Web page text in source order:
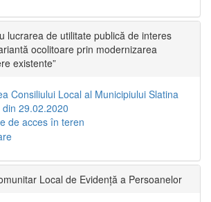
lucrarea de utilitate publică de interes
ocolitoare prin modernizarea
existente”
Consiliului Local al Municipiului Slatina
29.02.2020
de acces în teren
Local de Evidență a Persoanelor